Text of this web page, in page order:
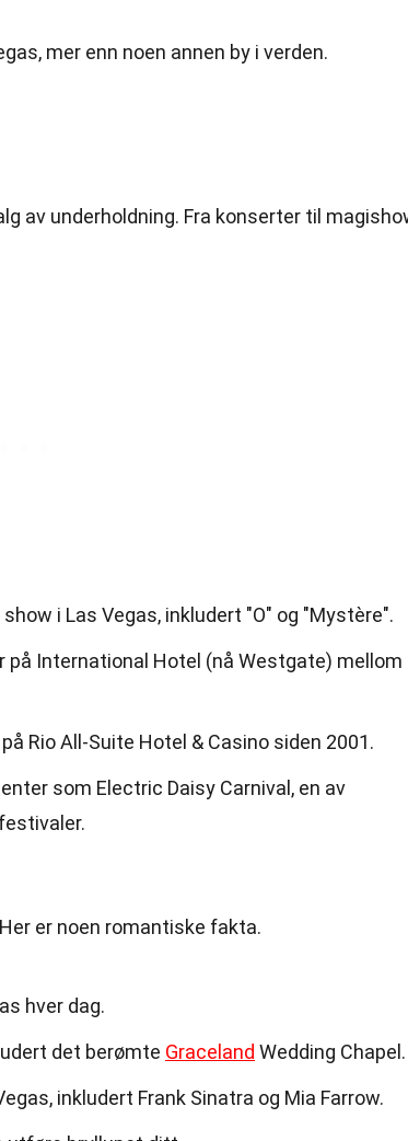
mer enn noen annen by i verden.
av underholdning. Fra konserter til
i Las Vegas, inkludert "O" og "Mystère".
på International Hotel (nå Westgate) mellom
Rio All-Suite Hotel & Casino siden 2001.
som Electric Daisy Carnival, en av
er noen romantiske fakta.
hver dag.
det berømte Graceland Wedding Chapel.
inkludert Frank Sinatra og Mia Farrow.